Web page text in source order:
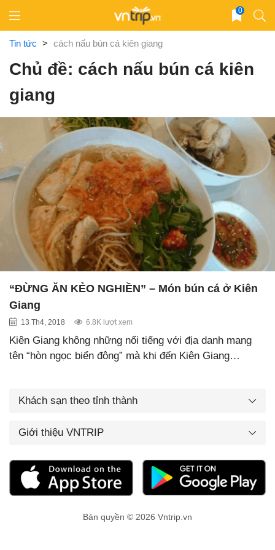
content
0
Tin tức > cách nấu bún cá kiên giang
Chủ đề: cách nấu bún cá kiên
giang
“ĐỪNG ĂN KẺO NGHIỀN” – Món bún cá ở Kiên
Giang
13 Th4, 2018 6.8K lượt xem
Kiên Giang không những nổi tiếng với địa danh mang
tên “hòn ngọc biển đông” mà khi đến Kiên Giang…
Khách sạn theo tỉnh thành
Giới thiệu VNTRIP
Bản quyền © 2026 Vntrip.vn